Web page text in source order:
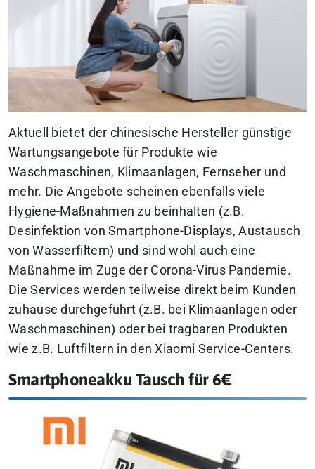
Aktuell bietet der chinesische Hersteller günstige
Wartungsangebote für Produkte wie
Waschmaschinen, Klimaanlagen, Fernseher und
mehr. Die Angebote scheinen ebenfalls viele
Hygiene-Maßnahmen zu beinhalten (z.B.
Desinfektion von Smartphone-Displays, Austausch
von Wasserfiltern) und sind wohl auch eine
Maßnahme im Zuge der Corona-Virus Pandemie.
Die Services werden teilweise direkt beim Kunden
zuhause durchgeführt (z.B. bei Klimaanlagen oder
Waschmaschinen) oder bei tragbaren Produkten
wie z.B. Luftfiltern in den Xiaomi Service-Centers.
Smartphoneakku Tausch für 6€